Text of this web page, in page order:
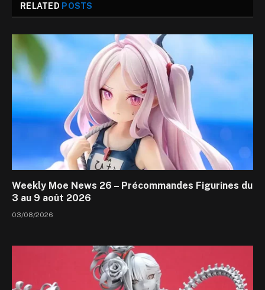
RELATED POSTS
Weekly Moe News 26 – Précommandes Figurines du
3 au 9 août 2026
03/08/2026